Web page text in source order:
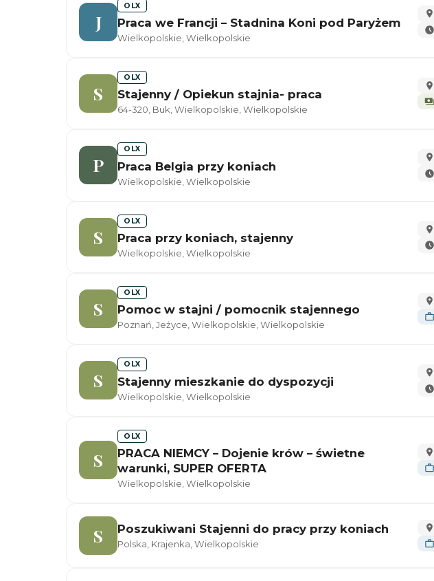
J
OLX
Praca we Francji – Stadnina Koni pod Paryżem
Wielkopolskie, Wielkopolskie
S
OLX
Stajenny / Opiekun stajnia- praca
64-320, Buk, Wielkopolskie, Wielkopolskie
P
OLX
Praca Belgia przy koniach
Wielkopolskie, Wielkopolskie
S
OLX
Praca przy koniach, stajenny
Wielkopolskie, Wielkopolskie
S
OLX
Pomoc w stajni / pomocnik stajennego
Poznań, Jeżyce, Wielkopolskie, Wielkopolskie
S
OLX
Stajenny mieszkanie do dyspozycji
Wielkopolskie, Wielkopolskie
S
OLX
PRACA NIEMCY – Dojenie krów – świetne
warunki, SUPER OFERTA
Wielkopolskie, Wielkopolskie
S Poszukiwani Stajenni do pracy przy koniach
Polska, Krajenka, Wielkopolskie